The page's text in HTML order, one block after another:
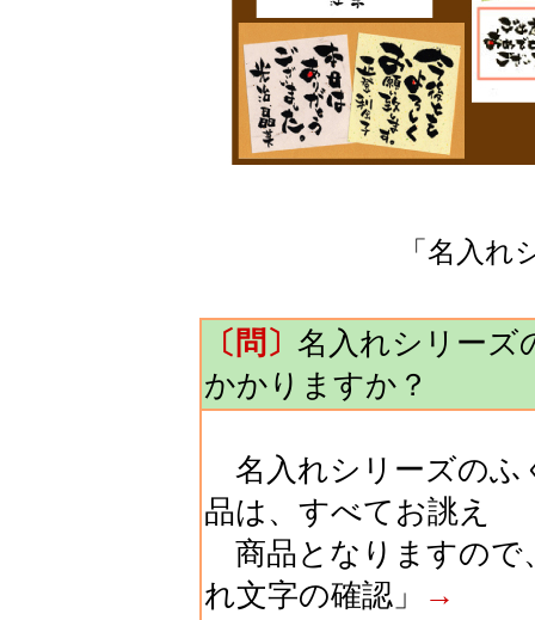
「名入れ
〔問〕 名入れシリーズ
かかりますか？
名入れシリーズのふ
品は、すべてお誂え
商品となりますので
れ文字の確認」
→